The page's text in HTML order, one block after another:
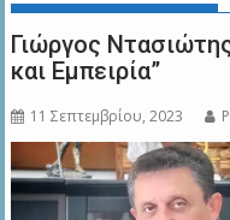
Γιώργος
και Εμπειρία”
11 Σεπτεμβρίου, 2023